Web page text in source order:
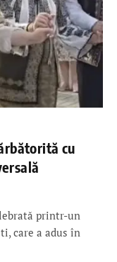
cu
printr-un
care a adus în